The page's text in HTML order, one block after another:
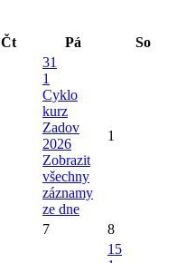
Čt Pá So
31
1
Cyklo
kurz
Zadov
2026
Zobrazit
všechny
záznamy
ze dne
1
7 8
15